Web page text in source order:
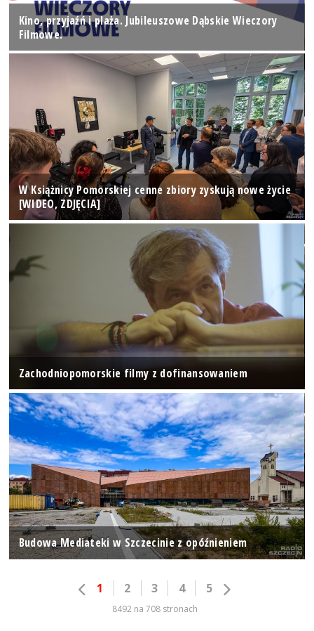
Kino, przyjaźń i plaża. Jubileuszowe Dąbskie Wieczory
Filmowe.
W Książnicy Pomorskiej cenne zbiory zyskują nowe życie
[WIDEO, ZDJĘCIA]
Zachodniopomorskie filmy z dofinansowaniem
Budowa Mediateki w Szczecinie z opóźnieniem
1 2 3 4 5
8492 na 708 stronach